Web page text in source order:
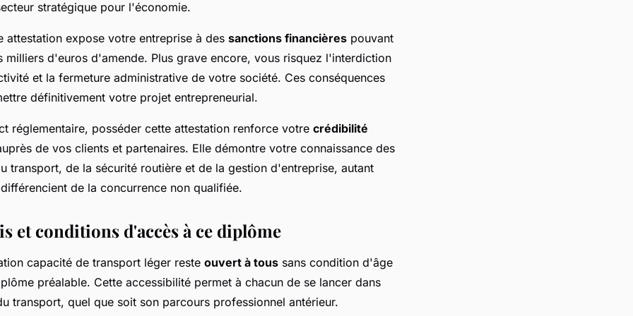
stratégique pour l'économie.
attestation expose votre entreprise à des sanctions financières pouvant
milliers d'euros d'amende. Plus grave encore, vous risquez l'interdiction
et la fermeture administrative de votre société. Ces conséquences
définitivement votre projet entrepreneurial.
réglementaire, posséder cette attestation renforce votre crédibilité
de vos clients et partenaires. Elle démontre votre connaissance des
transport, de la sécurité routière et de la gestion d'entreprise, autant
de la concurrence non qualifiée.
et conditions d'accès à ce diplôme
capacité de transport léger reste ouvert à tous sans condition d'âge
préalable. Cette accessibilité permet à chacun de se lancer dans
transport, quel que soit son parcours professionnel antérieur.